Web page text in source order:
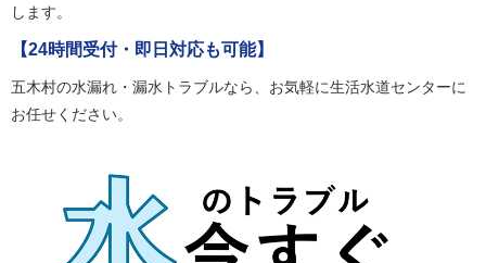
します。
【24時間受付・即日対応も可能】
五木村の水漏れ・漏水トラブルなら、お気軽に生活水道センターに
お任せください。